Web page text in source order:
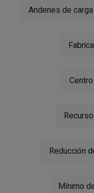
Andenes de carga
Reducción
Mínimo